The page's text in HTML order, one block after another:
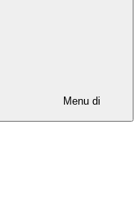
Menu di